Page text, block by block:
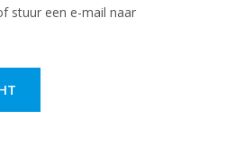
stuur een e-mail naar